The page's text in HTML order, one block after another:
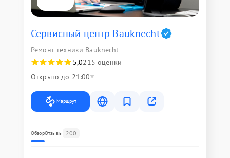
Сервисный центр Bauknecht
Ремонт техники Bauknecht
5,0215 оценки
Открыто до 21:00
Маршрут
ОбзорОтзывы 200